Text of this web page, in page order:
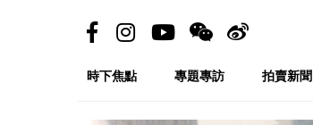
時下焦點 專題專訪 拍賣新聞